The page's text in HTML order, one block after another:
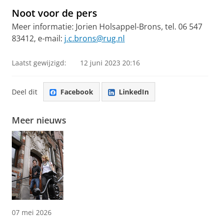
Noot voor de pers
Meer informatie: Jorien Holsappel-Brons, tel. 06 547
83412, e-mail: j.c.brons@rug.nl
Laatst gewijzigd: 12 juni 2023 20:16
Deel dit Facebook LinkedIn
Meer nieuws
07 mei 2026